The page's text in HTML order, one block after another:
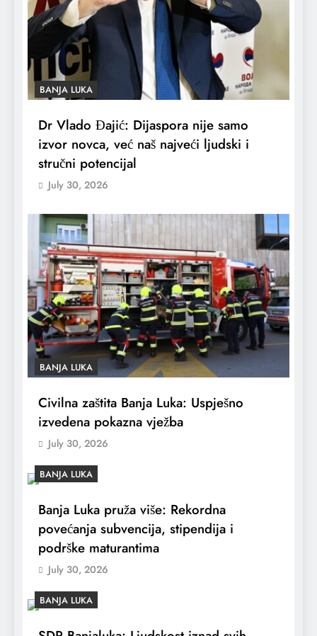
BANJA LUKA
Dr Vlado Đajić: Dijaspora nije samo
izvor novca, već naš najveći ljudski i
stručni potencijal
July 30, 2026
BANJA LUKA
Civilna zaštita Banja Luka: Uspješno
izvedena pokazna vježba
July 30, 2026
BANJA LUKA
Banja Luka pruža više: Rekordna
povećanja subvencija, stipendija i
podrške maturantima
July 30, 2026
BANJA LUKA